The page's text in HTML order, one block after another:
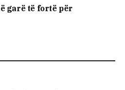
garë të fortë për